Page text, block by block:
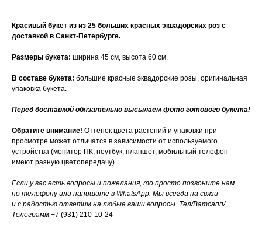
Красивый букет из из 25 больших красных эквадорских роз с
доставкой в Санкт-Петербурге.
Размеры букета: ширина 45 см, высота 60 см.
В составе букета: большие красные эквадорские розы, оригинальная
упаковка букета.
Перед доставкой обязательно высылаем фото готового букета!
Обратите внимание! Оттенок цвета растений и упаковки при
просмотре может отличатся в зависимости от используемого
устройства (монитор ПК, ноутбук, планшет, мобильный телефон
имеют разную цветопередачу)
Если у вас есть вопросы и пожелания, то просто позвоните нам
по телефону или напишите в WhatsApp. Мы всегда на связи
и с радостью ответим на любые ваши вопросы. Тел/Ватсапп/
Телеграмм +7 (931) 210-10-24